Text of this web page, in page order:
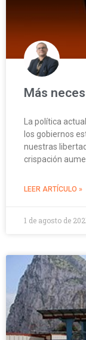
Más
La política
los gobiernos
nuestras
crispación
LEER ARTÍCULO »
1 de agosto de